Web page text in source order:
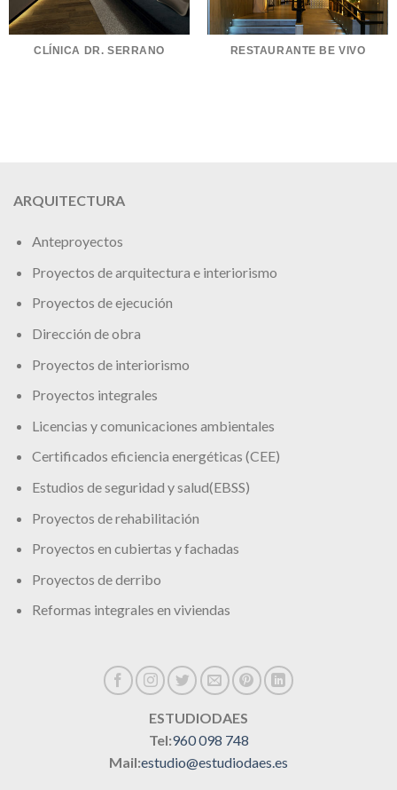
CLÍNICA DR. SERRANO RESTAURANTE BE VIVO
ARQUITECTURA
Anteproyectos
Proyectos de arquitectura e interiorismo
Proyectos de ejecución
Dirección de obra
Proyectos de interiorismo
Proyectos integrales
Licencias y comunicaciones ambientales
Certificados eficiencia energéticas (CEE)
Estudios de seguridad y salud(EBSS)
Proyectos de rehabilitación
Proyectos en cubiertas y fachadas
Proyectos de derribo
Reformas integrales en viviendas
ESTUDIODAES
Tel:960 098 748
Mail:estudio@estudiodaes.es